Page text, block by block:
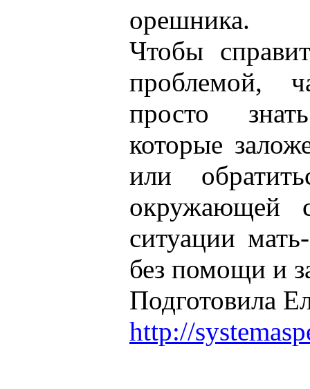
орешника.
Чтобы
проблемой,
просто
которые
или
окружающей
ситуации
без помощи и
Подготовила
http://